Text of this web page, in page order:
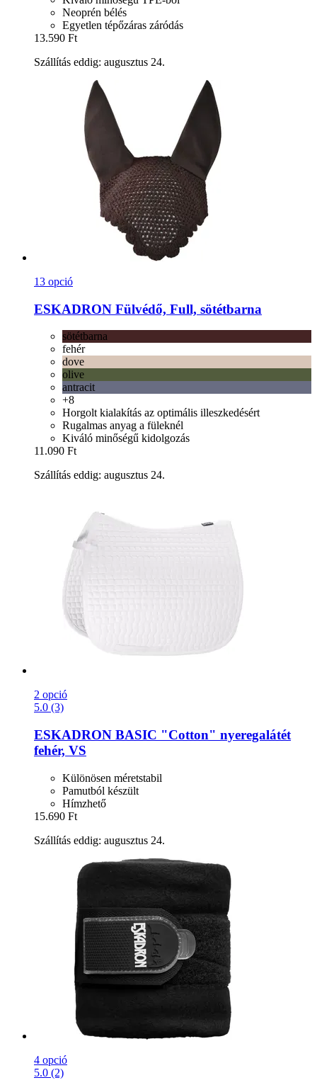
Neoprén bélés
Egyetlen tépőzáras záródás
13.590 Ft
Szállítás eddig: augusztus 24.
13 opció
ESKADRON Fülvédő, Full, sötétbarna
sötétbarna
fehér
dove
olive
antracit
+8
Horgolt kialakítás az optimális illeszkedésért
Rugalmas anyag a füleknél
Kiváló minőségű kidolgozás
11.090 Ft
Szállítás eddig: augusztus 24.
2 opció
5.0 (3)
ESKADRON BASIC "Cotton" nyeregalátét
fehér, VS
Különösen méretstabil
Pamutból készült
Hímzhető
15.690 Ft
Szállítás eddig: augusztus 24.
4 opció
5.0 (2)